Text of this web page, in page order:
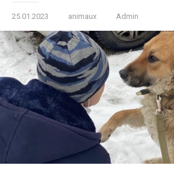
25.01.2023 animaux Admin